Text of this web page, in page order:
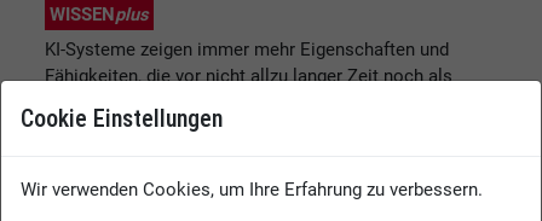
WISSENplus
KI-Systeme zeigen immer mehr Eigenschaften und
Fähigkeiten, die vor nicht allzu langer Zeit noch als
empathisch, spiegeln Stimmungen und wirken
können sie jedoch "halluzinieren" - also überzeugend
Cookie Einstellungen
Wir verwenden Cookies, um Ihre Erfahrung zu verbessern.